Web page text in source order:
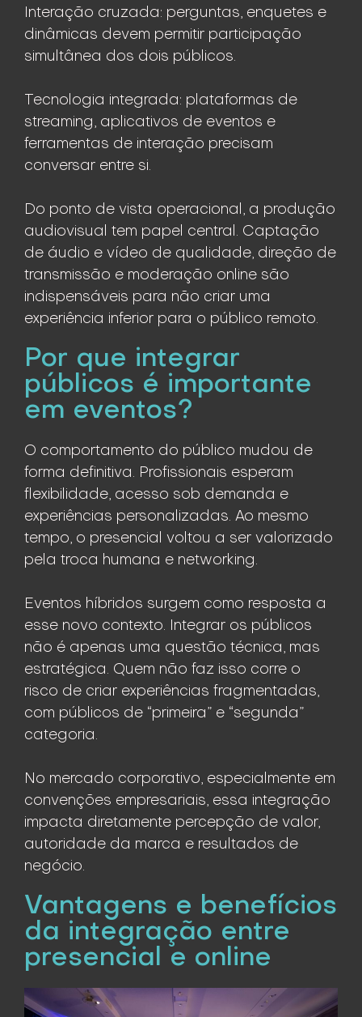
Interação cruzada: perguntas, enquetes e
dinâmicas devem permitir participação
simultânea dos dois públicos.
Tecnologia integrada: plataformas de
streaming, aplicativos de eventos e
ferramentas de interação precisam
conversar entre si.
Do ponto de vista operacional, a produção
audiovisual tem papel central. Captação
de áudio e vídeo de qualidade, direção de
transmissão e moderação online são
indispensáveis para não criar uma
experiência inferior para o público remoto.
Por que integrar
públicos é importante
em eventos?
O comportamento do público mudou de
forma definitiva. Profissionais esperam
flexibilidade, acesso sob demanda e
experiências personalizadas. Ao mesmo
tempo, o presencial voltou a ser valorizado
pela troca humana e networking.
Eventos híbridos surgem como resposta a
esse novo contexto. Integrar os públicos
não é apenas uma questão técnica, mas
estratégica. Quem não faz isso corre o
risco de criar experiências fragmentadas,
com públicos de “primeira” e “segunda”
categoria.
No mercado corporativo, especialmente em
convenções empresariais, essa integração
impacta diretamente percepção de valor,
autoridade da marca e resultados de
negócio.
Vantagens e benefícios
da integração entre
presencial e online